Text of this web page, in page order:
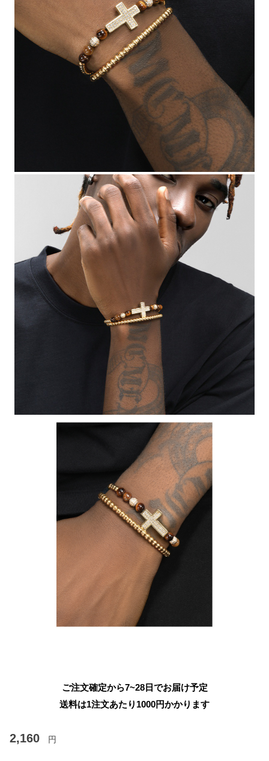
ご注文確定から7~28日でお届け予定
送料は1注文あたり 1000円かかります
2,160 円